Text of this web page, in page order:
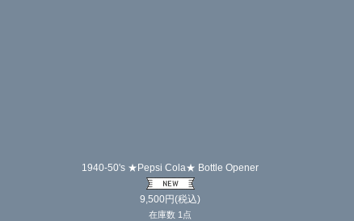
1940-50's ★Pepsi Cola★ Bottle Opener
9,500円(税込)
在庫数 1点